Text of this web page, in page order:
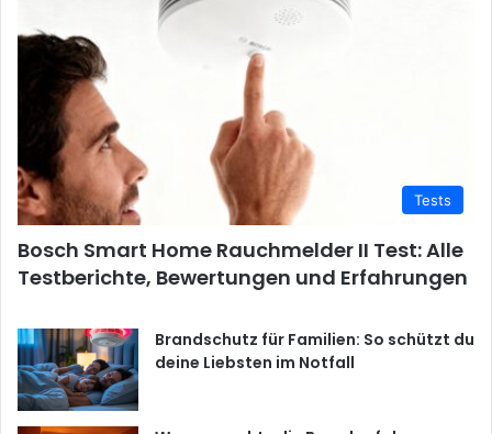
Tests
Bosch Smart Home Rauchmelder II Test: Alle
Testberichte, Bewertungen und Erfahrungen
Brandschutz für Familien: So schützt du
deine Liebsten im Notfall